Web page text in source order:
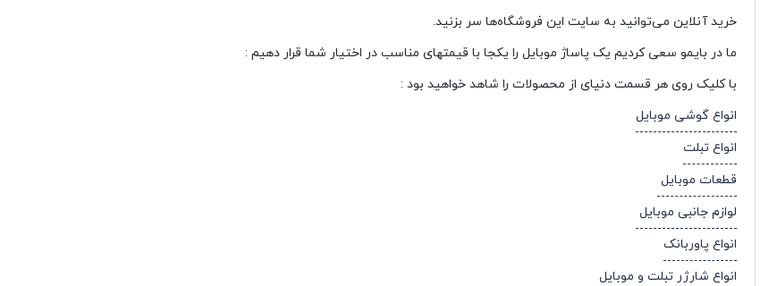
خرید آنلاین می‌توانید به سایت این فروشگاه‌ها سر بزنید.
ما در بایمو سعی کردیم یک پاساژ موبایل را یکجا با قیمتهای مناسب در اختیار شما قرار دهیم :
با کلیک روی هر قسمت دنیای از محصولات را شاهد خواهید بود :
انواع گوشی موبایل
انواع تبلت
قطعات موبایل
لوازم جانبی موبایل
انواع پاوربانک
انواع شارژر تبلت و موبایل